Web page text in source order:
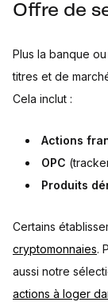
Offre de
Plus la banque
titres et de
Cela inclut :
Actions
OPC
Produits
Certains
cryptomonnaies.
aussi notre
actions à loger